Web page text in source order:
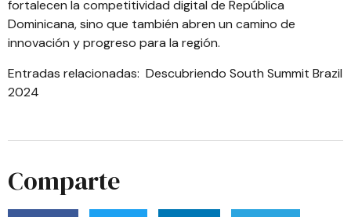
fortalecen la competitividad digital de República
Dominicana, sino que también abren un camino de
innovación y progreso para la región.
Entradas relacionadas: Descubriendo South Summit Brazil
2024
Comparte